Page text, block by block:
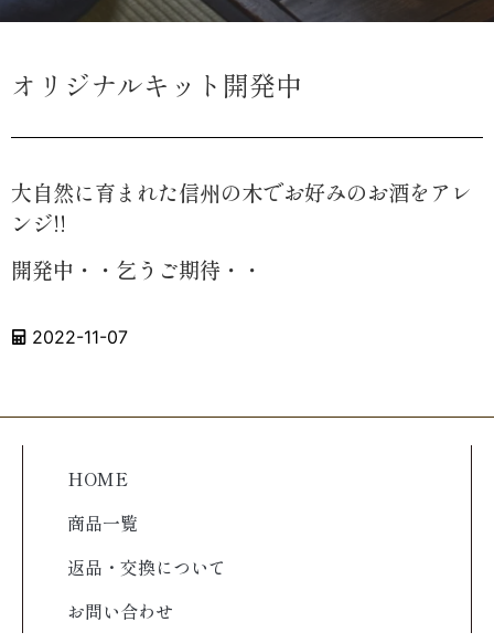
オリジナルキット開発中
大自然に育まれた信州の木でお好みのお酒をアレ
ンジ!!
開発中・・乞うご期待・・
2022-11-07
HOME
商品一覧
返品・交換について
お問い合わせ